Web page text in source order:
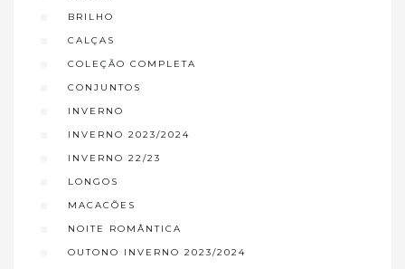
BRILHO
CALÇAS
COLEÇÃO COMPLETA
CONJUNTOS
INVERNO
INVERNO 2023/2024
INVERNO 22/23
LONGOS
MACACÕES
NOITE ROMÂNTICA
OUTONO INVERNO 2023/2024